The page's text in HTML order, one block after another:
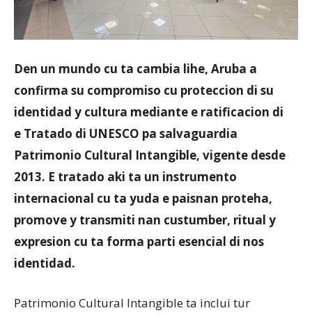
Den un mundo cu ta cambia lihe, Aruba a
confirma su compromiso cu proteccion di su
identidad y cultura mediante e ratificacion di
e Tratado di UNESCO pa salvaguardia
Patrimonio Cultural Intangible, vigente desde
2013. E tratado aki ta un instrumento
internacional cu ta yuda e paisnan proteha,
promove y transmiti nan custumber, ritual y
expresion cu ta forma parti esencial di nos
identidad.
Patrimonio Cultural Intangible ta inclui tur